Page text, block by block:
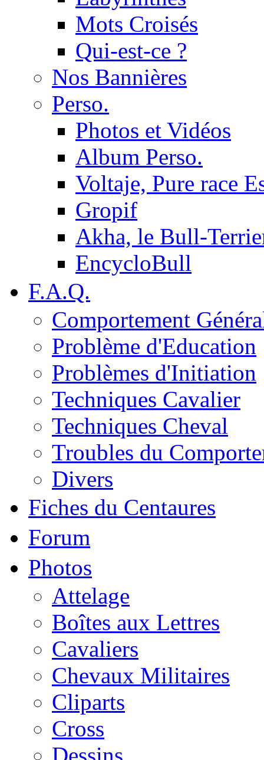
Mots Croisés
Qui-est-ce ?
Nos Bannières
Perso.
Photos et Vidéos
Album Perso.
Voltaje, Pure race
Gropif
Akha, le Bull-
EncycloBull
F.A.Q.
Comportement
Problème d'Education
Problèmes d'Initiation
Techniques Cavalier
Techniques Cheval
Troubles du
Divers
Fiches du Centaures
Forum
Photos
Attelage
Boîtes aux Lettres
Cavaliers
Chevaux Militaires
Cliparts
Cross
Dessins